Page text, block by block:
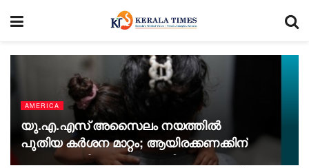
AMERICA
യു.എ.എസ് അസൈലം നയത്തിൽ
പുതിയ കർശന മാറ്റം; ആയിരക്കണക്കിന്
അപേക്ഷകർ നാടുകടത്തൽ